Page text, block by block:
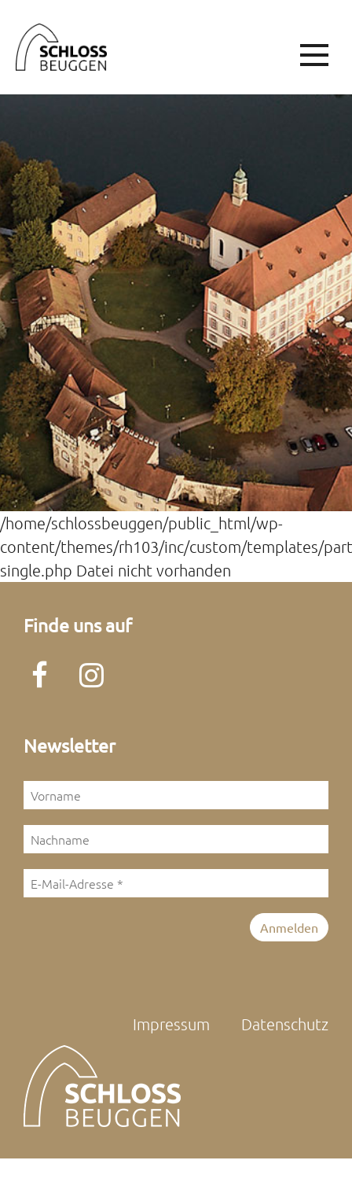
/home/schlossbeuggen/public_html/wp-
content/themes/rh103/inc/custom/templates/
single.php Datei nicht vorhanden
Finde uns auf
Newsletter
Impressum Datenschutz